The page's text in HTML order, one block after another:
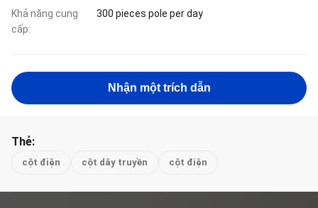
Khả năng cung
cấp:
300 pieces pole per day
Nhận một trích dẫn
Thẻ:
cột điện cột dây truyền cột điện